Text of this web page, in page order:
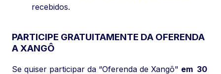
recebidos.
PARTICIPE GRATUITAMENTE DA OFERENDA
A XANGÔ
Se quiser participar da “Oferenda de Xangô" em 30